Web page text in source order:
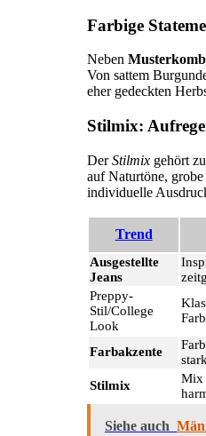
Farbige
Neben
Von sattem
eher gedeckten
Stilmix:
DerStilmix gehört
auf Naturtöne,
individuelle
Trend
Ausgestellte
Jeans
Preppy-
Stil/College
Look
Farbakzente
Stilmix
Mix
Siehe auch